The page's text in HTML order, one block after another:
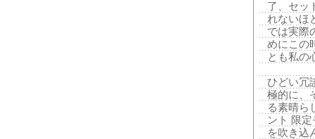
了、セッ
れないほ
では実際
めにこの
とも私の
ひどい冗
極的に、
る素晴ら
ント 限
を吹き込